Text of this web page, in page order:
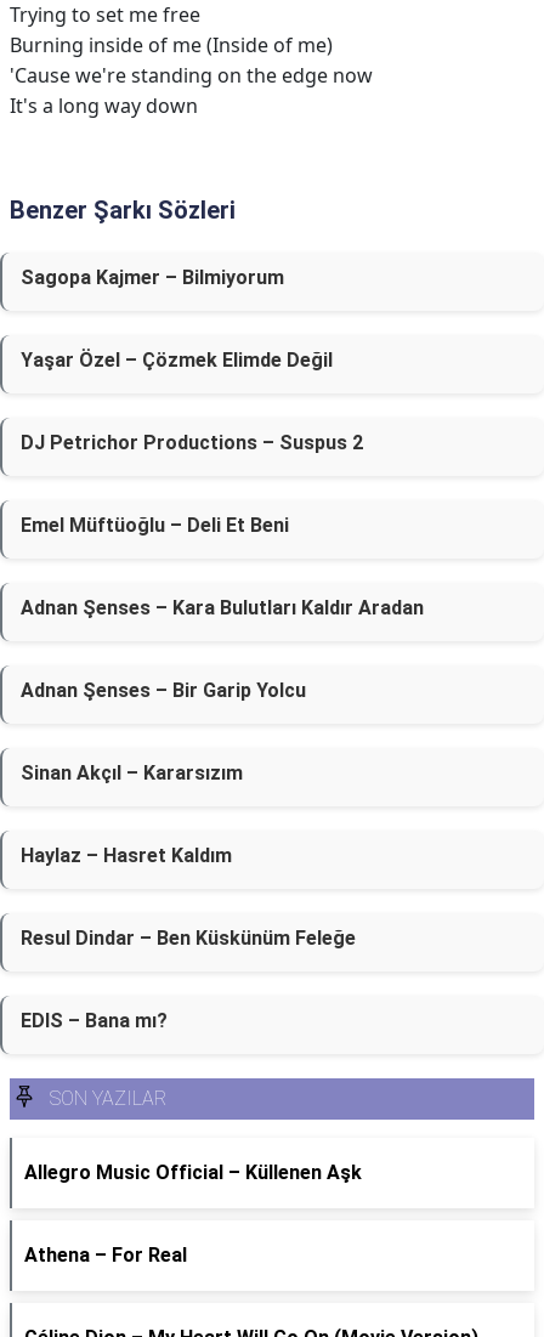
Trying to set me free
Burning inside of me (Inside of me)
'Cause we're standing on the edge now
It's a long way down
Benzer Şarkı Sözleri
Sagopa Kajmer – Bilmiyorum
Yaşar Özel – Çözmek Elimde Değil
DJ Petrichor Productions – Suspus 2
Emel Müftüoğlu – Deli Et Beni
Adnan Şenses – Kara Bulutları Kaldır Aradan
Adnan Şenses – Bir Garip Yolcu
Sinan Akçıl – Kararsızım
Haylaz – Hasret Kaldım
Resul Dindar – Ben Küskünüm Feleğe
EDIS – Bana mı?
SON YAZILAR
Allegro Music Official – Küllenen Aşk
Athena – For Real